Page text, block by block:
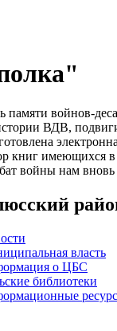
памяти войнов-
ВДВ,
книг имеющихся
войны нам вновь
власть
о ЦБС
библиотеки